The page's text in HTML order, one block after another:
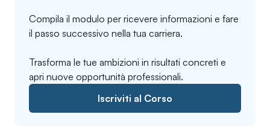
Compila il modulo per ricevere informazioni e fare
il passo successivo nella tua carriera.
Trasforma le tue ambizioni in risultati concreti e
apri nuove opportunità professionali.
Iscriviti al Corso